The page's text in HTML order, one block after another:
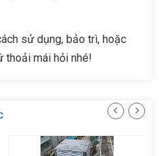
sử dụng, bảo trì, hoặc
thoải mái hỏi nhé!